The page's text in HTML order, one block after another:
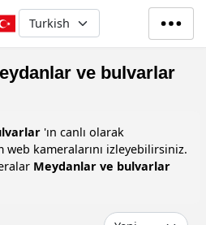
Ana içeriğe atla
Select your language
ve bulvarlar
'ın canlı olarak
kameralarını izleyebilirsiniz.
Meydanlar ve bulvarlar